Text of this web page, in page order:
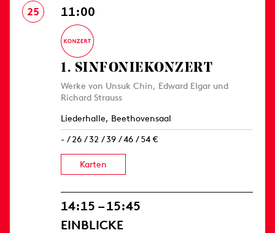
25 11:00
1. SINFONIE­KONZERT
Werke von Unsuk Chin, Edward Elgar und
Richard Strauss
Liederhalle, Beethovensaal
- / 26 / 32 / 39 / 46 / 54 €
Karten
14:15 – 15:45
EINBLICKE